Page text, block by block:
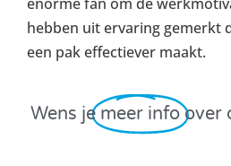
hebben uit ervaring gemerkt
een pak effectiever maakt.
Wens je meer info over